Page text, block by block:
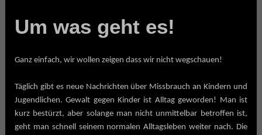
Um was geht es!
Ganz einfach, wir wollen zeigen dass wir nicht wegschauen!
Täglich gibt es neue Nachrichten über Missbrauch an Kindern und
Jugendlichen. Gewalt gegen Kinder ist Alltag geworden! Man ist
kurz bestürzt, aber solange man nicht unmittelbar betroffen ist,
geht man schnell seinem normalen Alltagsleben weiter nach. Die